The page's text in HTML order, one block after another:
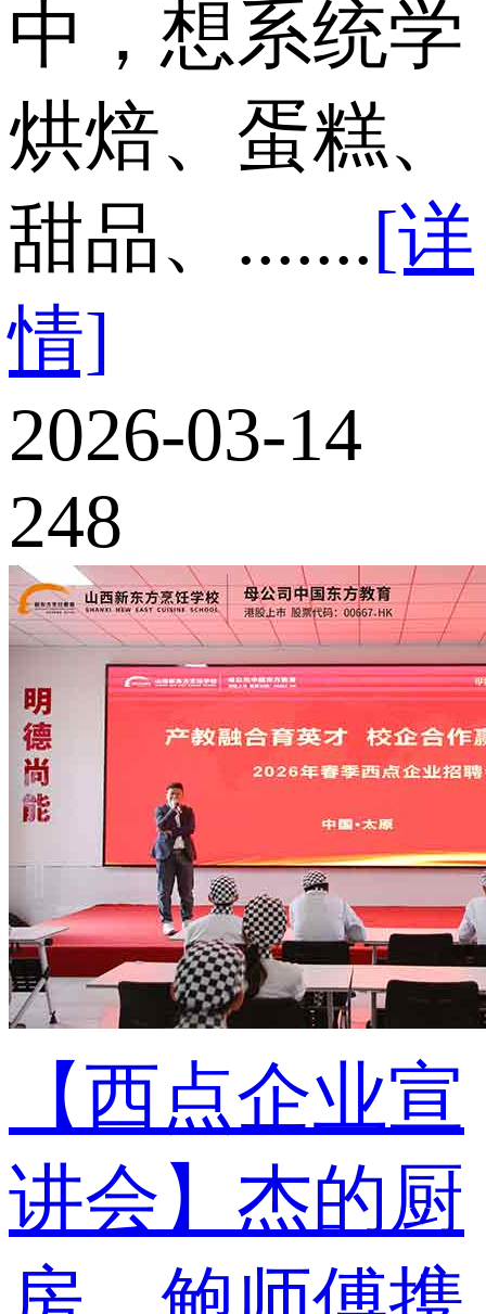
中，想系统学
烘焙、蛋糕、
甜品、.......[详
情]
2026-03-14
248
【西点企业宣
讲会】杰的厨